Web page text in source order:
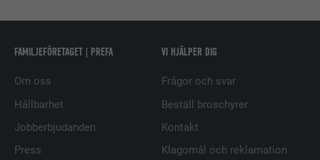
FAMILJEFÖRETAGET | PREFA
Om oss
Hållbarhet
Jobberbjudanden
Press
VI HJÄLPER DIG
Frågor och svar
Beställ broschyrer
Kontakt
Klagomål och reklamation
EFTERNAMN
LEVERANTÖRER
Används av den sociala